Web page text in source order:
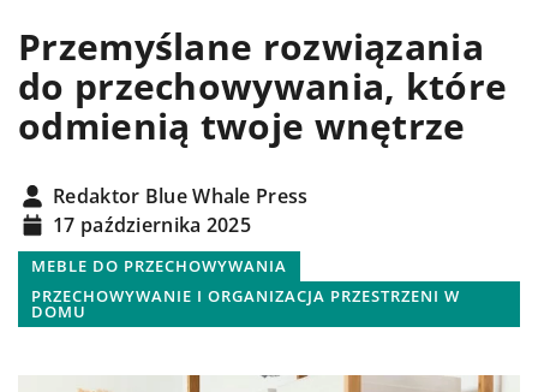
Przemyślane rozwiązania
do przechowywania, które
odmienią twoje wnętrze
Redaktor Blue Whale Press
17 października 2025
MEBLE DO PRZECHOWYWANIA
PRZECHOWYWANIE I ORGANIZACJA PRZESTRZENI W
DOMU